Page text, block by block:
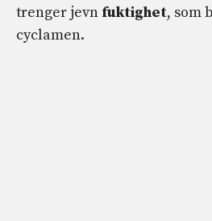
trenger jevn fuktighet, som
cyclamen.